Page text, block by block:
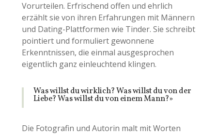
Vorurteilen. Erfrischend offen und ehrlich
erzählt sie von ihren Erfahrungen mit Männern
und Dating-Plattformen wie Tinder. Sie schreibt
pointiert und formuliert gewonnene
Erkenntnissen, die einmal ausgesprochen
eigentlich ganz einleuchtend klingen.
Was willst du wirklich? Was willst du von der
Liebe? Was willst du von einem Mann?»
Die Fotografin und Autorin malt mit Worten